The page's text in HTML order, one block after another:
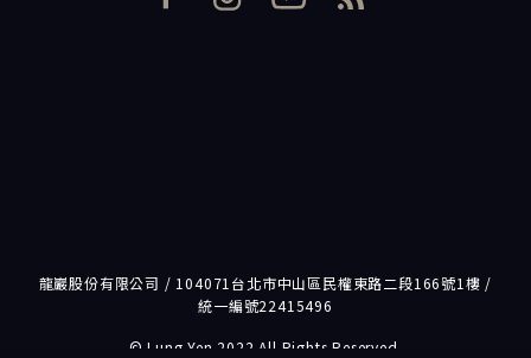
龍巖股份有限公司 / 104071台北市中山區民權東路二段166號1樓 /
統一編號22415496
© Lung Yen 2022 All Rights Reserved.